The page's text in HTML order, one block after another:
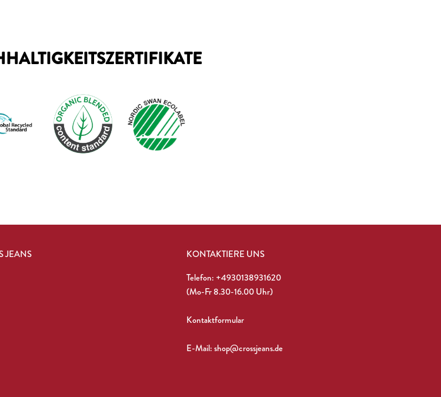
JEANS
KONTAKTIERE UNS
Telefon: +4930138931620
(Mo-Fr 8.30-16.00 Uhr)
Kontaktformular
E-Mail: shop@crossjeans.de